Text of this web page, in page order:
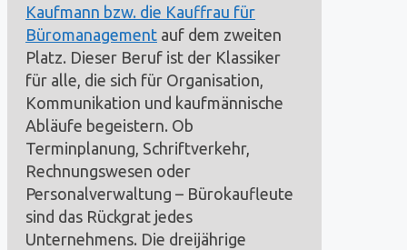
Kaufmann bzw. die Kauffrau für
Büromanagement auf dem zweiten
Platz. Dieser Beruf ist der Klassiker
für alle, die sich für Organisation,
Kommunikation und kaufmännische
Abläufe begeistern. Ob
Terminplanung, Schriftverkehr,
Rechnungswesen oder
Personalverwaltung – Bürokaufleute
sind das Rückgrat jedes
Unternehmens. Die dreijährige